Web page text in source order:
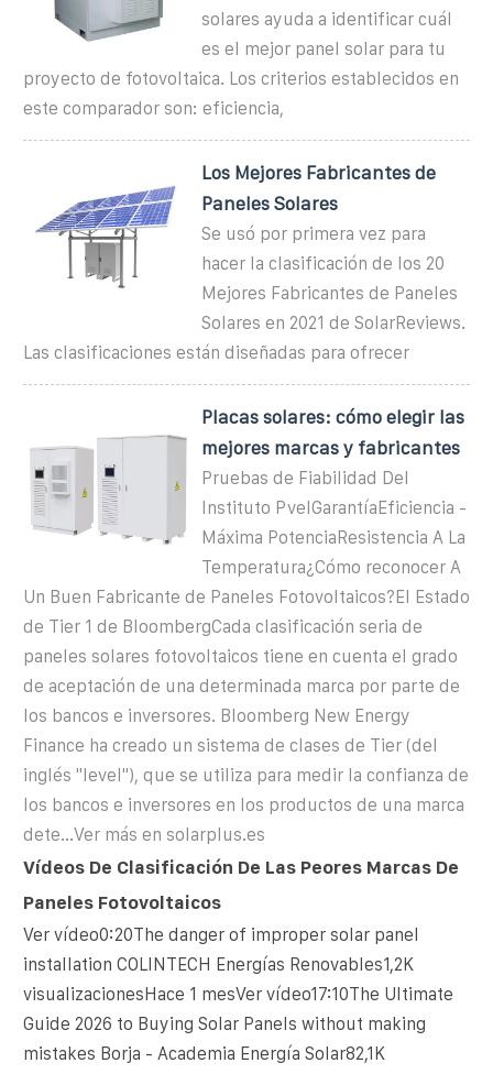
solares ayuda a identificar cuál
es el mejor panel solar para tu
proyecto de fotovoltaica. Los criterios establecidos en
este comparador son: eficiencia,
Los Mejores Fabricantes de
Paneles Solares
Se usó por primera vez para
hacer la clasificación de los 20
Mejores Fabricantes de Paneles
Solares en 2021 de SolarReviews.
Las clasificaciones están diseñadas para ofrecer
Placas solares: cómo elegir las
mejores marcas y fabricantes
Pruebas de Fiabilidad Del
Instituto PvelGarantíaEficiencia -
Máxima PotenciaResistencia A La
Temperatura¿Cómo reconocer A
Un Buen Fabricante de Paneles Fotovoltaicos?El Estado
de Tier 1 de BloombergCada clasificación seria de
paneles solares fotovoltaicos tiene en cuenta el grado
de aceptación de una determinada marca por parte de
los bancos e inversores. Bloomberg New Energy
Finance ha creado un sistema de clases de Tier (del
inglés "level"), que se utiliza para medir la confianza de
los bancos e inversores en los productos de una marca
dete...Ver más en solarplus.es
Vídeos De Clasificación De Las Peores Marcas De
Paneles Fotovoltaicos
Ver vídeo0:20The danger of improper solar panel
installation COLINTECH Energías Renovables1,2K
visualizacionesHace 1 mesVer vídeo17:10The Ultimate
Guide 2026 to Buying Solar Panels without making
mistakes Borja - Academia Energía Solar82,1K